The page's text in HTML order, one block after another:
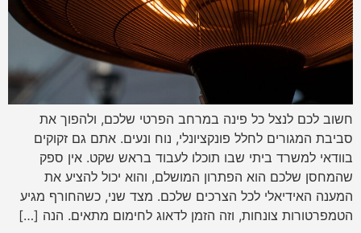
חשוב לכם לנצל כל פינה במרחב הפרטי שלכם, ולהפוך את
סביבת המגורים לחלל פונקציונלי, נוח ונעים. אתם גם זקוקים
בוודאי למשרד ביתי שבו תוכלו לעבוד בראש שקט. אין ספק
שהמחסן שלכם הוא הפתרון המושלם, והוא יכול להציע את
המענה האידיאלי לכל הצרכים שלכם. מצד שני, כשהחורף מגיע
הטמפרטורות צונחות, וזה הזמן לדאוג לחימום מתאים. הנה […]